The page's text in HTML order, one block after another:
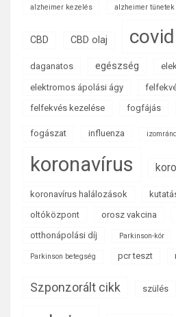
alzheimer kezelés alzheimer tünetek
CBD CBD olaj covid
daganatos egészség
elektromos ápolási ágy
felfekvés kezelése
fogfájás
fogászat influenza
koronavírus
koronavírus halálozások
oltóközpont
orosz vakcina
otthonápolási díj
Parkinson-kór
Parkinson betegség pcr teszt
Szponzorált cikk szülés